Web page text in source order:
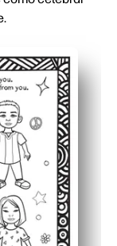
imprimir e
as mãos
em sala de